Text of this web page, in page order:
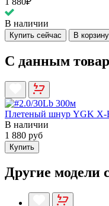
В наличии
Купить сейчас В корзину
С данным
Плетеный шнур YGK X-
В наличии
1 880 руб
Купить
Другие модели